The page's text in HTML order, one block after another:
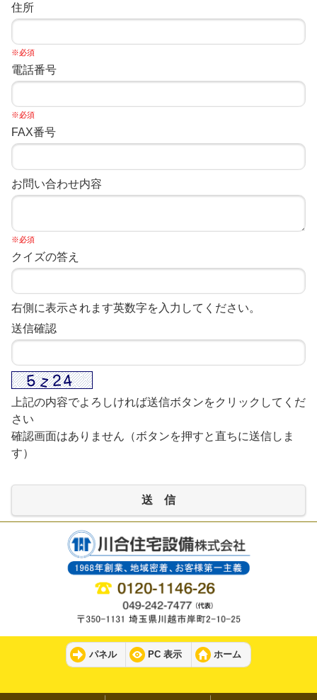
住所
※必須
電話番号
※必須
FAX番号
お問い合わせ内容
※必須
クイズの答え
右側に表示されます英数字を入力してください。
送信確認
上記の内容でよろしければ送信ボタンをクリックしてくだ
さい
確認画面はありません（ボタンを押すと直ちに送信しま
す）
送 信
パネル PC 表示 ホーム